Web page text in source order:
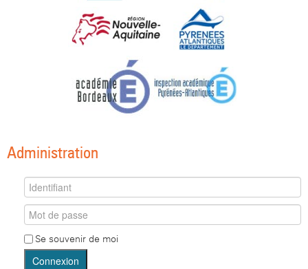
Administration
Se souvenir de moi
Connexion